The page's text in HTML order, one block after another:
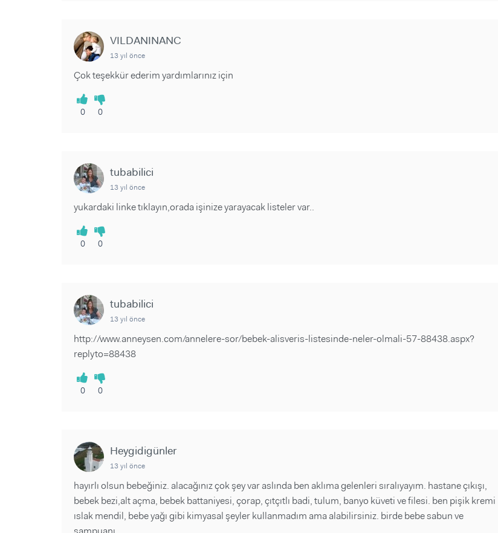
VILDANINANC
13 yıl önce
Çok teşekkür ederim yardımlarınız için
0 0
tubabilici
13 yıl önce
yukardaki linke tıklayın,orada işinize yarayacak listeler var..
0 0
tubabilici
13 yıl önce
http://www.anneysen.com/annelere-sor/bebek-alisveris-listesinde-neler-olmali-57-88438.aspx?
replyto=88438
0 0
Heygidigünler
13 yıl önce
hayırlı olsun bebeğiniz. alacağınız çok şey var aslında ben aklıma gelenleri sıralıyayım. hastane çıkışı,
bebek bezi,alt açma, bebek battaniyesi, çorap, çıtçıtlı badi, tulum, banyo küveti ve filesi. ben pişik kremi
ıslak mendil, bebe yağı gibi kimyasal şeyler kullanmadım ama alabilirsiniz. birde bebe sabun ve